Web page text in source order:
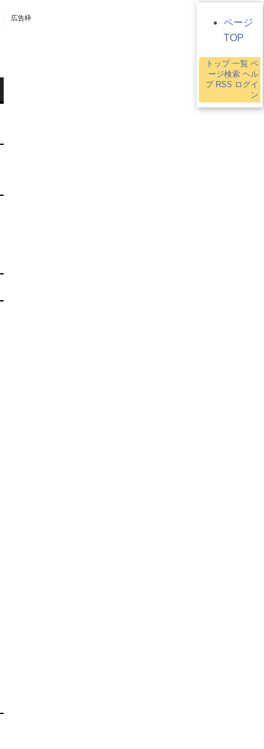
広告枠
ページ
TOP
トップ 一覧 ペ
ージ検索 ヘル
プ RSS ログイ
ン